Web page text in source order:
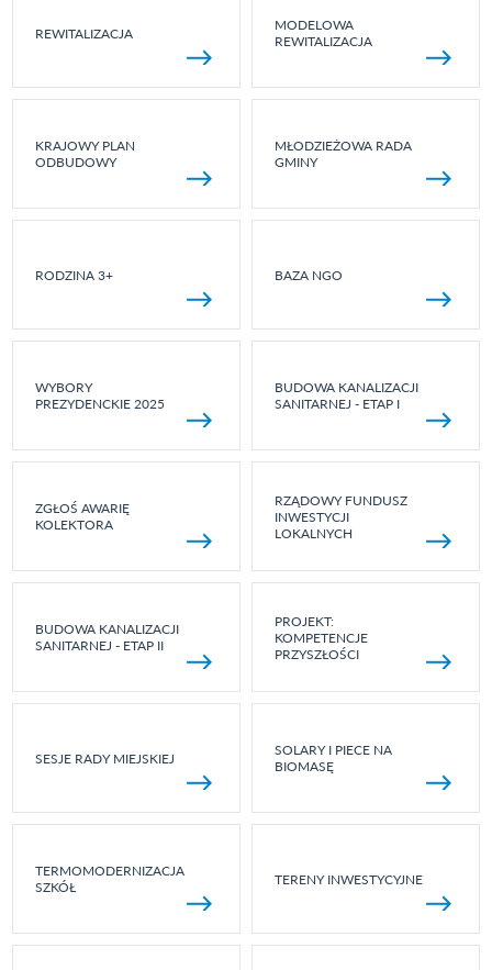
REWITALIZACJA
MODELOWA
REWITALIZACJA
KRAJOWY PLAN
ODBUDOWY
MŁODZIEŻOWA RADA
GMINY
RODZINA 3+ BAZA NGO
WYBORY
PREZYDENCKIE 2025
BUDOWA KANALIZACJI
SANITARNEJ - ETAP I
ZGŁOŚ AWARIĘ
KOLEKTORA
RZĄDOWY FUNDUSZ
INWESTYCJI
LOKALNYCH
BUDOWA KANALIZACJI
SANITARNEJ - ETAP II
PROJEKT:
KOMPETENCJE
PRZYSZŁOŚCI
SESJE RADY MIEJSKIEJ
SOLARY I PIECE NA
BIOMASĘ
TERMOMODERNIZACJA
SZKÓŁ
TERENY INWESTYCYJNE